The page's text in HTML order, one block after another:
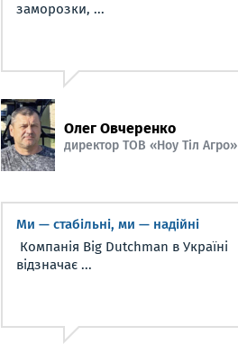
заморозки, ...
Олег Овчеренко
директор ТОВ «Ноу Тіл Агро»
Ми — стабільні, ми — надійні
Компанія Big Dutchman в Україні
відзначає ...